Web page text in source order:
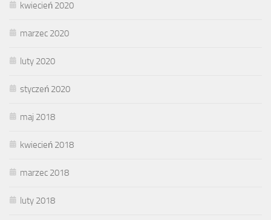
kwiecień 2020
marzec 2020
luty 2020
styczeń 2020
maj 2018
kwiecień 2018
marzec 2018
luty 2018